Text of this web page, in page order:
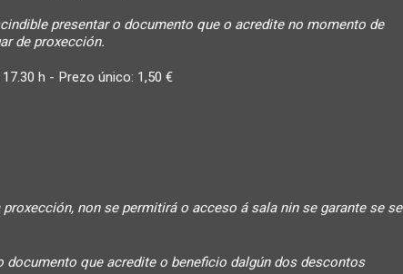
presentar o documento que o acredite no momento de
de proxección.
h - Prezo único: 1,50 €
non se permitirá o acceso á sala nin se garante se se
documento que acredite o beneficio dalgún dos descontos